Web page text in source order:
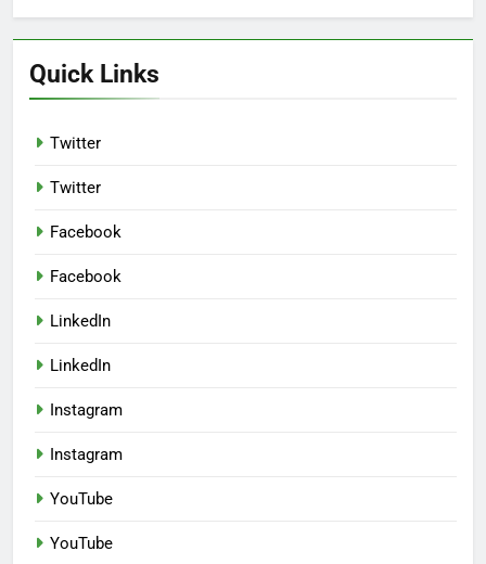
Quick Links
Twitter
Twitter
Facebook
Facebook
LinkedIn
LinkedIn
Instagram
Instagram
YouTube
YouTube